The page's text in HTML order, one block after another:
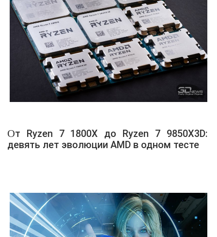
От Ryzen 7 1800X до Ryzen 7 9850X3D:
девять лет эволюции AMD в одном тесте